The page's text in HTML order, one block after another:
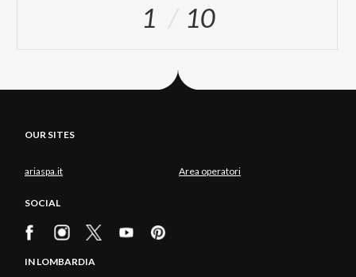
1 10
OUR SITES
ariaspa.it Area operatori
SOCIAL
IN LOMBARDIA